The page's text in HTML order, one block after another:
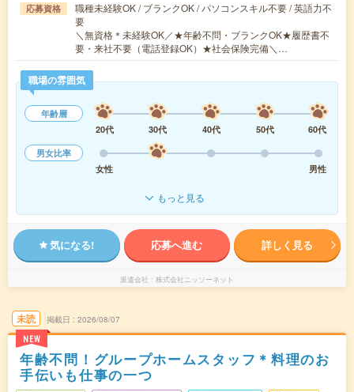
応募資格
職種未経験OK / ブランクOK / パソコンスキル不要 / 英語力不
要
＼無資格＊未経験OK／★年齢不問・ブランクOK★履歴書不
要・来社不要（電話登録OK）★社会保険完備＼…
職場の雰囲気
年齢層
20代
30代 40代 50代
60代
男女比率
女性
男性
もっと見る
気になる! 応募へ進む 詳しく見る
派遣会社 株式会社ニッソーネット
未読
NEW
掲載日 2026/08/07
年齢不問！グループホームスタッフ＊料理のお
手伝いも仕事の一つ